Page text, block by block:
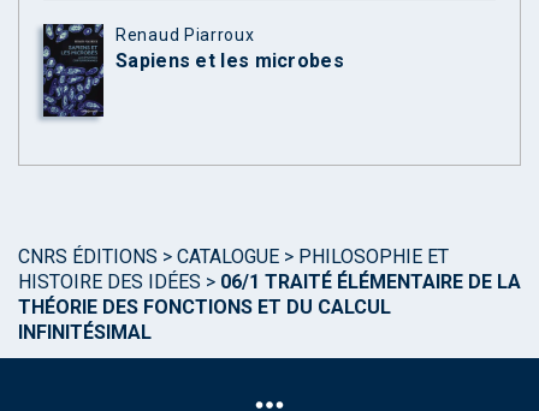
Renaud Piarroux
Sapiens et les microbes
CNRS ÉDITIONS > CATALOGUE > PHILOSOPHIE ET
HISTOIRE DES IDÉES > 06/1 TRAITÉ ÉLÉMENTAIRE DE LA
THÉORIE DES FONCTIONS ET DU CALCUL
INFINITÉSIMAL